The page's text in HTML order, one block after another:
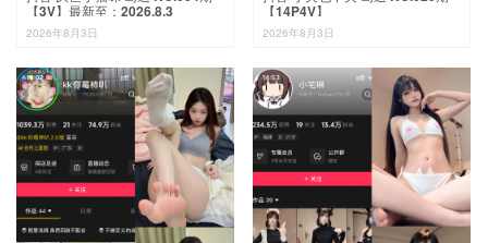
【3V】最新至：2026.8.3
2026年8月3日
【14P4V】
2026年8月3日